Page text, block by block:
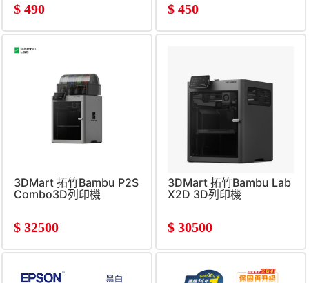
$ 490 $ 450
3DMart 拓竹Bambu P2S
Combo3D列印機
$ 32500
3DMart 拓竹Bambu Lab
X2D 3D列印機
$ 30500